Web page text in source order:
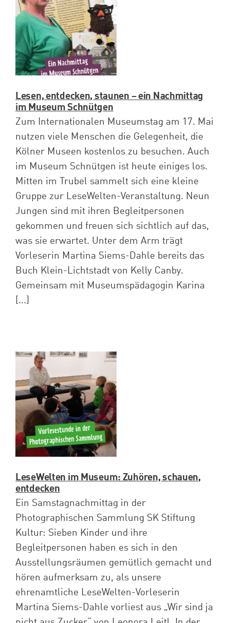
Spenden
Projekte
Lesen, entdecken, staunen – ein Nachmittag
im Museum Schnütgen
Zum Internationalen Museumstag am 17. Mai
nutzen viele Menschen die Gelegenheit, die
Kölner Museen kostenlos zu besuchen. Auch
im Museum Schnütgen ist heute einiges los.
Mitten im Trubel sammelt sich eine kleine
Gruppe zur LeseWelten-Veranstaltung. Neun
Jungen sind mit ihren Begleitpersonen
gekommen und freuen sich sichtlich auf das,
was sie erwartet. Unter dem Arm trägt
Vorleserin Martina Siems-Dahle bereits das
Buch Klein-Lichtstadt von Kelly Canby.
Gemeinsam mit Museumspädagogin Karina
[...]
LeseWelten im Museum: Zuhören, schauen,
entdecken
Ein Samstagnachmittag in der
Photographischen Sammlung SK Stiftung
Kultur: Sieben Kinder und ihre
Begleitpersonen haben es sich in den
Ausstellungsräumen gemütlich gemacht und
hören aufmerksam zu, als unsere
ehrenamtliche LeseWelten-Vorleserin
Martina Siems-Dahle vorliest aus „Wir sind ja